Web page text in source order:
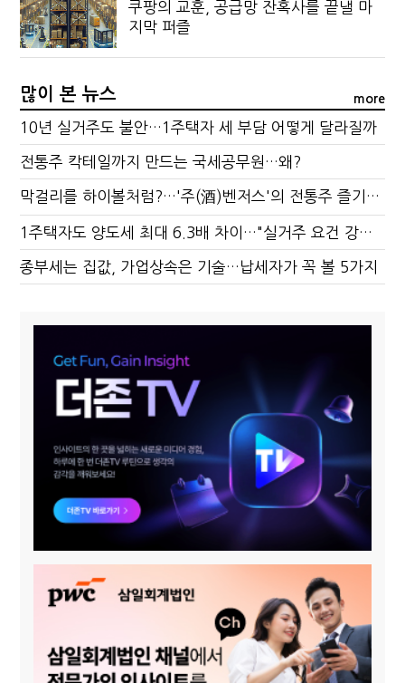
쿠팡의 교훈, 공급망 잔혹사를 끝낼 마
지막 퍼즐
많이 본 뉴스 more
10년 실거주도 불안…1주택자 세 부담 어떻게 달라질까
전통주 칵테일까지 만드는 국세공무원…왜?
막걸리를 하이볼처럼?…'주(酒)벤저스'의 전통주 즐기는 법
1주택자도 양도세 최대 6.3배 차이…"실거주 요건 강화하자"
종부세는 집값, 가업상속은 기술…납세자가 꼭 볼 5가지